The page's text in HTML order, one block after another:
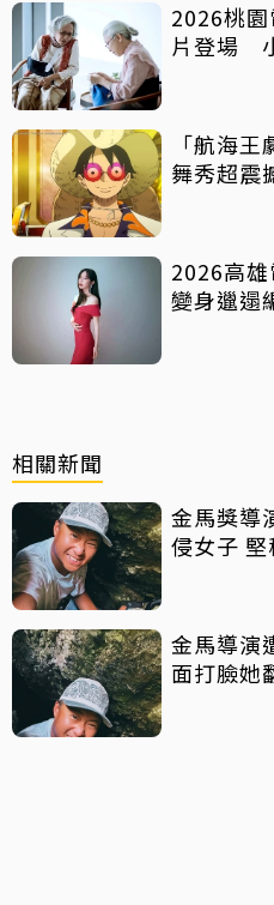
2026桃
片登場
「航海
舞秀超震
2026高
變身邋遢
相關新聞
金馬獎導
侵女子
金馬導演
面打臉她